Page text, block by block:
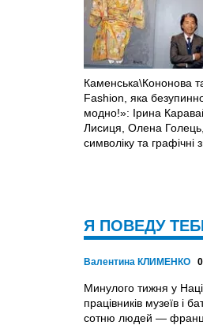
Каменська\Кононова
Fashion, яка
модно!»: Ірина
Лисиця, Олена
символіку та
Я ПОВЕДУ
Валентина КЛИМЕНКО
Минулого тижня у
працівників музеїв і
сотню людей —